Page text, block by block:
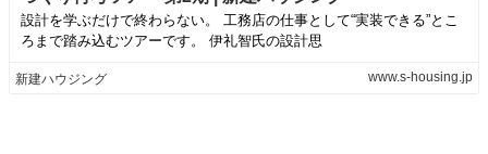
設計を学ぶだけで終わらない。 工務店の仕事として“実装できる”とこ
ろまで踏み込むツアーです。 伊礼智氏の設計思
新建ハウジング www.s-housing.jp